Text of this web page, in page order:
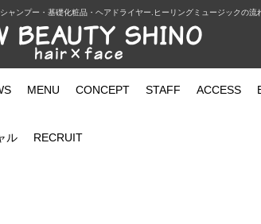
ンプー・基礎化粧品・ヘアドライヤー.ヒーリングミュージックの流
MENU CONCEPT STAFF ACCESS
ル RECRUIT